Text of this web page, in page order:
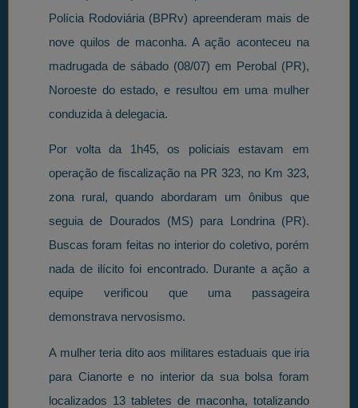
Polícia Rodoviária (BPRv) apreenderam mais de
nove quilos de maconha. A ação aconteceu na
madrugada de sábado (08/07) em Perobal (PR),
Noroeste do estado, e resultou em uma mulher
conduzida à delegacia.
Por volta da 1h45, os policiais estavam em
operação de fiscalização na PR 323, no Km 323,
zona rural, quando abordaram um ônibus que
seguia de Dourados (MS) para Londrina (PR).
Buscas foram feitas no interior do coletivo, porém
nada de ilícito foi encontrado. Durante a ação a
equipe verificou que uma passageira
demonstrava nervosismo.
A mulher teria dito aos militares estaduais que iria
para Cianorte e no interior da sua bolsa foram
localizados 13 tabletes de maconha, totalizando